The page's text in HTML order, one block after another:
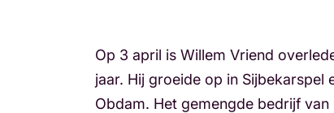
Op 3 april is Willem Vriend
jaar. Hij groeide op in Sijbekarspel
Obdam. Het gemengde bedrijf